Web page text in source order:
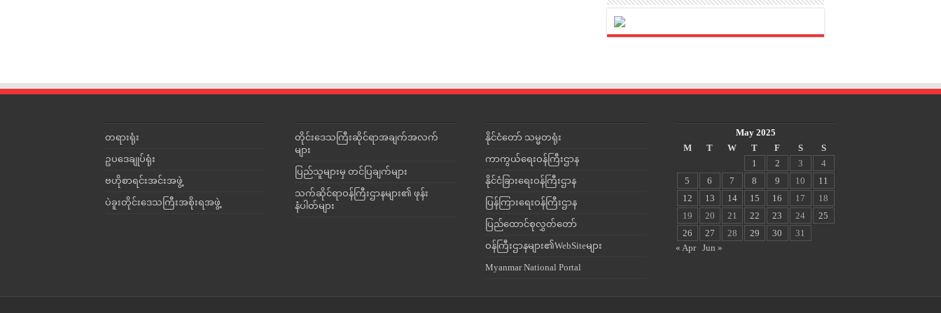
တရားရုံး
ဥပဒေချုပ်ရုံး
ဗဟိုစာရင်းအင်းအဖွဲ့
ပဲခူးတိုင်းဒေသကြီးအစိုးရအဖွဲ့
တိုင်းဒေသကြီးဆိုင်ရာအချက်အလက်
များ
ပြည်သူများမှ တင်ပြချက်များ
သက်ဆိုင်ရာဝန်ကြီးဌာနများ၏ ဖုန်း
နံပါတ်များ
နိုင်ငံတော် သမ္မတရုံး
ကာကွယ်ရေးဝန်ကြီးဌာန
နိုင်ငံခြားရေးဝန်ကြီးဌာန
ပြန်ကြားရေးဝန်ကြီးဌာန
ပြည်ထောင်စုလွှတ်တော်
ဝန်ကြီးဌာနများ၏WebSiteများ
Myanmar National Portal
May 2025
M
T W T F S
S
1
2 3
4
5
6 7 8 9 10
11
12
13 14 15 16 17
18
19
20 21 22 23 24
25
26
27 28 29 30
31
« Apr
Jun »